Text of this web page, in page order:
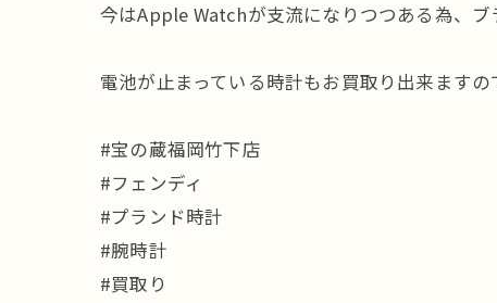
今はApple Watchが支流になりつつある為、
電池が止まっている時計もお買取り出来ます
#宝の蔵福岡竹下店
#フェンディ
#プランド時計
#腕時計
#買取り